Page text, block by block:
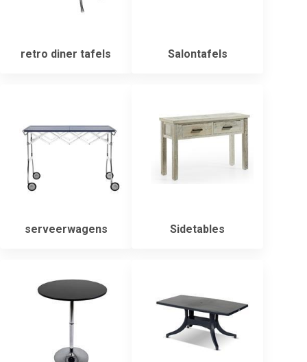
retro diner tafels Salontafels
serveerwagens Sidetables